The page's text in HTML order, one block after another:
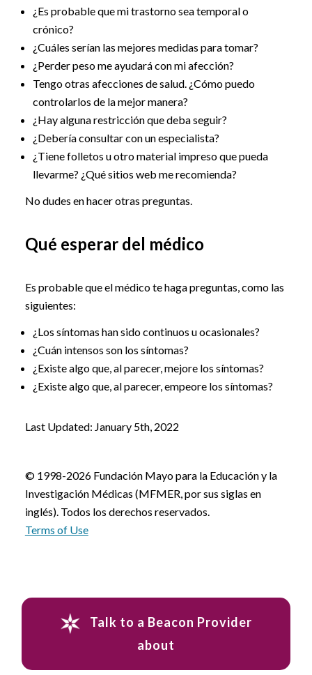
¿Es probable que mi trastorno sea temporal o
crónico?
¿Cuáles serían las mejores medidas para tomar?
¿Perder peso me ayudará con mi afección?
Tengo otras afecciones de salud. ¿Cómo puedo
controlarlos de la mejor manera?
¿Hay alguna restricción que deba seguir?
¿Debería consultar con un especialista?
¿Tiene folletos u otro material impreso que pueda
llevarme? ¿Qué sitios web me recomienda?
No dudes en hacer otras preguntas.
Qué esperar del médico
Es probable que el médico te haga preguntas, como las
siguientes:
¿Los síntomas han sido continuos u ocasionales?
¿Cuán intensos son los síntomas?
¿Existe algo que, al parecer, mejore los síntomas?
¿Existe algo que, al parecer, empeore los síntomas?
Last Updated: January 5th, 2022
© 1998-2026 Fundación Mayo para la Educación y la
Investigación Médicas (MFMER, por sus siglas en
inglés). Todos los derechos reservados.
Terms of Use
Talk to a Beacon Provider
about